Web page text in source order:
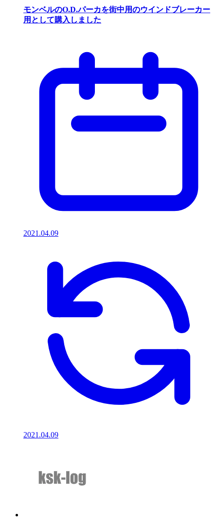
モンベルのO.D.パーカを街中用のウインドブレーカー
用として購入しました
2021.04.09
2021.04.09